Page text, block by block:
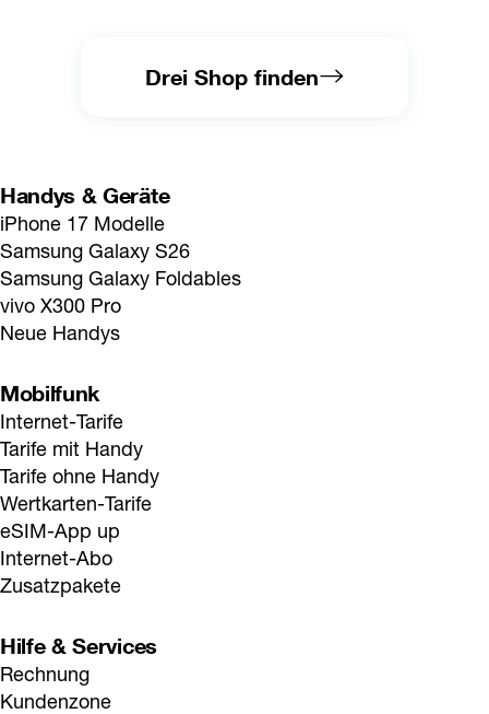
Drei Shop finden
Handys & Geräte
iPhone 17 Modelle
Samsung Galaxy S26
Samsung Galaxy Foldables
vivo X300 Pro
Neue Handys
Mobilfunk
Internet-Tarife
Tarife mit Handy
Tarife ohne Handy
Wertkarten-Tarife
eSIM-App up
Internet-Abo
Zusatzpakete
Hilfe & Services
Rechnung
Kundenzone